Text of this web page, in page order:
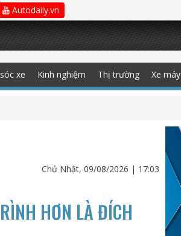
Autodaily.vn
xe Kinh nghiệm Thị trường Xe máy
Chủ Nhật, 09/08/2026 | 17:03
HƠN LÀ ĐÍCH